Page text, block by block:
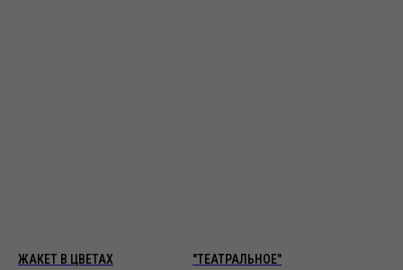
ЖАКЕТ В ЦВЕТАХ "ТЕАТРАЛЬНОЕ"